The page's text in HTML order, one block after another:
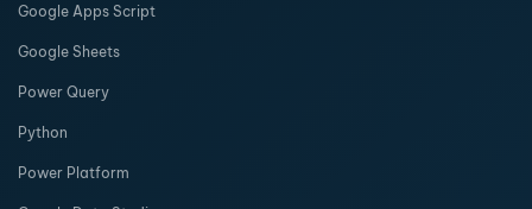
Google Apps Script
Google Sheets
Power Query
Python
Power Platform